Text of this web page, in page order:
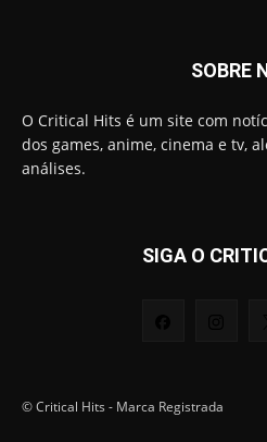
SOBRE
O Critical Hits é um site com
dos games, anime, cinema e tv,
análises.
SIGA O
© Critical Hits - Marca Registrada